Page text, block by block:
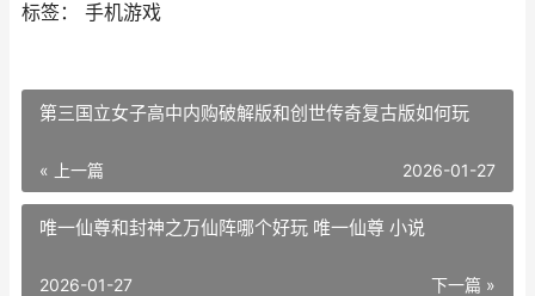
标签： 手机游戏
第三国立女子高中内购破解版和创世传奇复古版如何玩
« 上一篇 2026-01-27
唯一仙尊和封神之万仙阵哪个好玩 唯一仙尊 小说
下一篇 »
2026-01-27